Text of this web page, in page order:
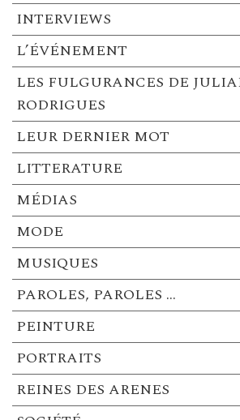
INTERVIEWS
L’ÉVÉNEMENT
LES FULGURANCES DE
RODRIGUES
LEUR DERNIER MOT
LITTERATURE
MÉDIAS
MODE
MUSIQUES
PAROLES, PAROLES …
PEINTURE
PORTRAITS
REINES DES ARENES